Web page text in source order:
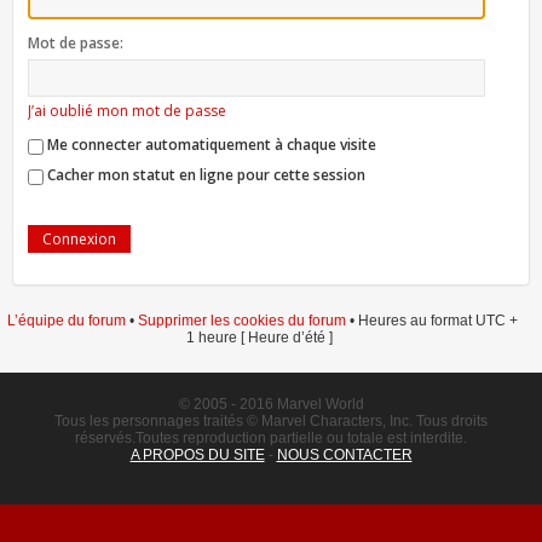
Mot de passe:
J’ai oublié mon mot de passe
Me connecter automatiquement à chaque visite
Cacher mon statut en ligne pour cette session
L’équipe du forum• Supprimer les cookies du forum• Heures au format UTC +
1 heure [ Heure d’été ]
© 2005 - 2016 Marvel World
Tous les personnages traités © Marvel Characters, Inc. Tous droits
réservés.Toutes reproduction partielle ou totale est interdite.
A PROPOS DU SITE- NOUS CONTACTER